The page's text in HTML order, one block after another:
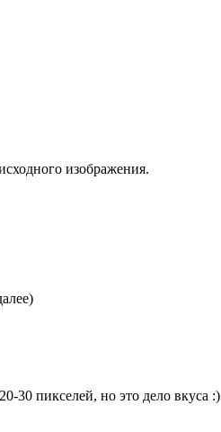
изображения.
30 пикселей, но это дело вкуса :)